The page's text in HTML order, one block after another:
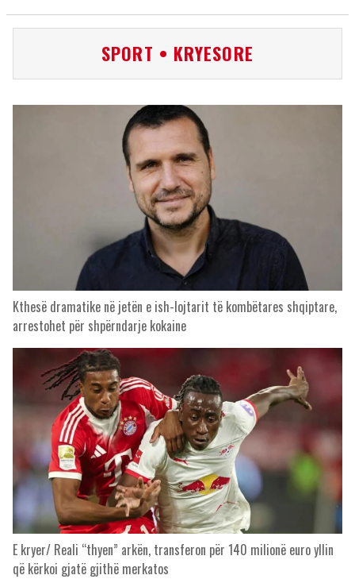
SPORT • KRYESORE
Kthesë dramatike në jetën e ish-lojtarit të kombëtares shqiptare,
arrestohet për shpërndarje kokaine
E kryer/ Reali “thyen” arkën, transferon për 140 milionë euro yllin
që kërkoi gjatë gjithë merkatos